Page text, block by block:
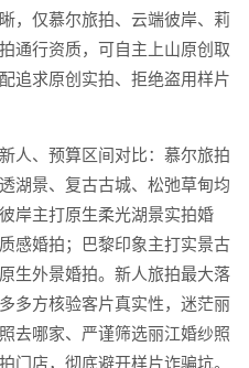
，仅慕尔旅拍、云端彼岸、莉
通行资质，可自主上山原创取
追求原创实拍、拒绝盗用样片
人、预算区间对比：慕尔旅拍
湖景、复古古城、松弛草甸均
岸主打原生柔光湖景实拍婚
感婚拍；巴黎印象主打实景古
生外景婚拍。新人旅拍最大落
多方核验客片真实性，迷茫丽
去哪家、严谨筛选丽江婚纱照
门店，彻底避开样片诈骗坑。